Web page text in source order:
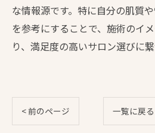
な情報源です。特に自分の肌質
を参考にすることで、施術のイ
り、満足度の高いサロン選びに繋
< 前のページ 一覧に戻る